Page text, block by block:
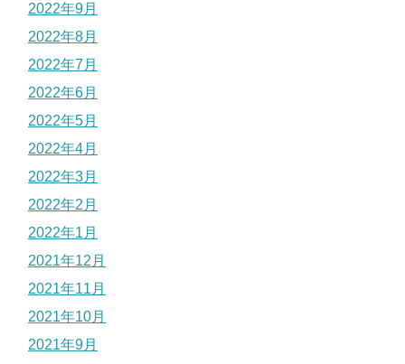
2022年9月
2022年8月
2022年7月
2022年6月
2022年5月
2022年4月
2022年3月
2022年2月
2022年1月
2021年12月
2021年11月
2021年10月
2021年9月